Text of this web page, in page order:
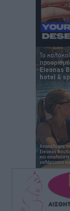
Πάνθηρες:
“πτήση” τους
• πριν
Άρης
Αθλητικά• πριν
Φοίβος: Η
πριν 5
Κλεάνθης:
σεζόν
Αθλητικά πριν